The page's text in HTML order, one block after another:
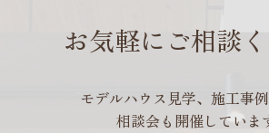
お気軽にご相談
モデルハウス見学、施工事例
相談会も開催していま